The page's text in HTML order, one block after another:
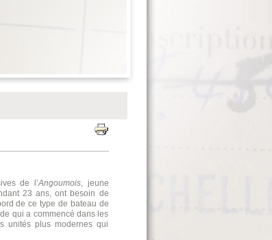
de l’Angoumois, jeune
23 ans, ont besoin de
de ce type de bateau de
qui a commencé dans les
unités plus modernes qui